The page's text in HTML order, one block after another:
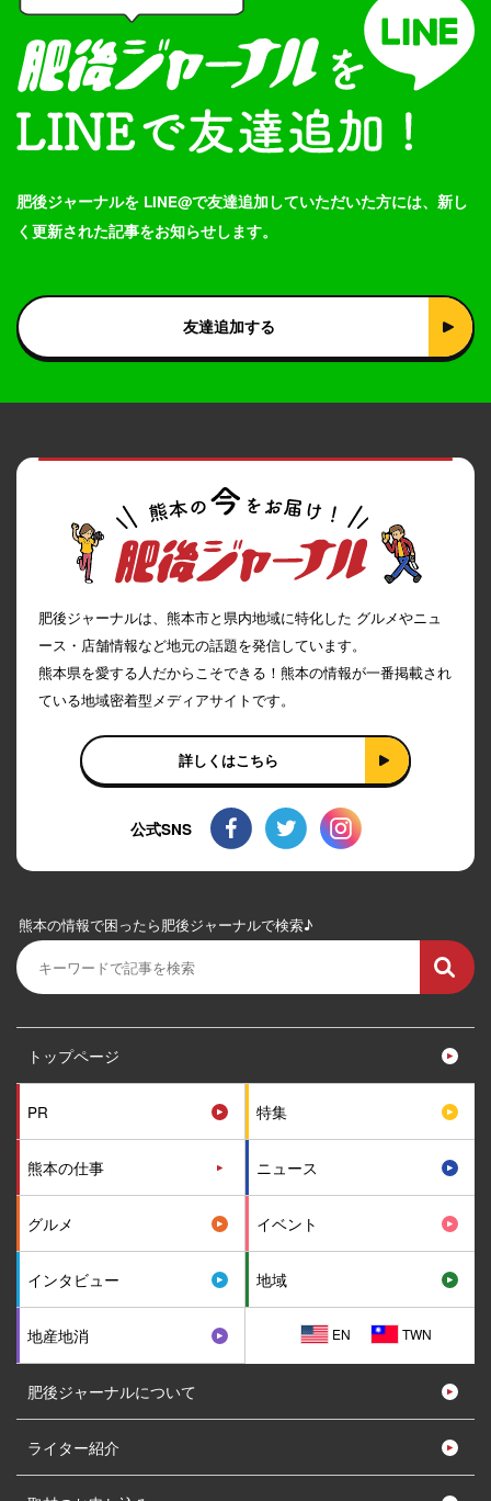
肥後ジャーナルを LINE@で友達追加していただいた方には、新し
く更新された記事をお知らせします。
友達追加する
肥後ジャーナルは、熊本市と県内地域に特化した グルメやニュ
ース・店舗情報など地元の話題を発信しています。
熊本県を愛する人だからこそできる！熊本の情報が一番掲載され
ている地域密着型メディアサイトです。
詳しくはこちら
公式SNS
熊本の情報で困ったら肥後ジャーナルで検索♪
トップページ
PR 特集
熊本の仕事 ニュース
グルメ イベント
インタビュー 地域
地産地消 EN TWN
肥後ジャーナルについて
ライター紹介